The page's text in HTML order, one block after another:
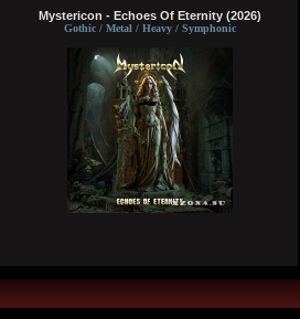
Mystericon - Echoes Of Eternity (2026)
Gothic / Metal / Heavy / Symphonic